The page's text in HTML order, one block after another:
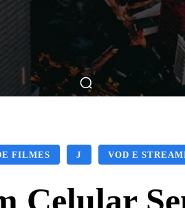
Nos Cinemas Matérias Nos
FILMES J VOD E